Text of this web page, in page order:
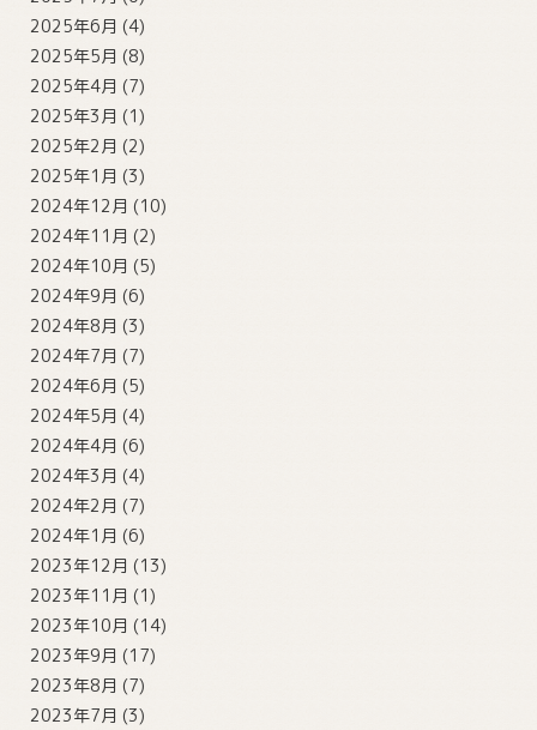
2025年6月 (4)
2025年5月 (8)
2025年4月 (7)
2025年3月 (1)
2025年2月 (2)
2025年1月 (3)
2024年12月 (10)
2024年11月 (2)
2024年10月 (5)
2024年9月 (6)
2024年8月 (3)
2024年7月 (7)
2024年6月 (5)
2024年5月 (4)
2024年4月 (6)
2024年3月 (4)
2024年2月 (7)
2024年1月 (6)
2023年12月 (13)
2023年11月 (1)
2023年10月 (14)
2023年9月 (17)
2023年8月 (7)
2023年7月 (3)